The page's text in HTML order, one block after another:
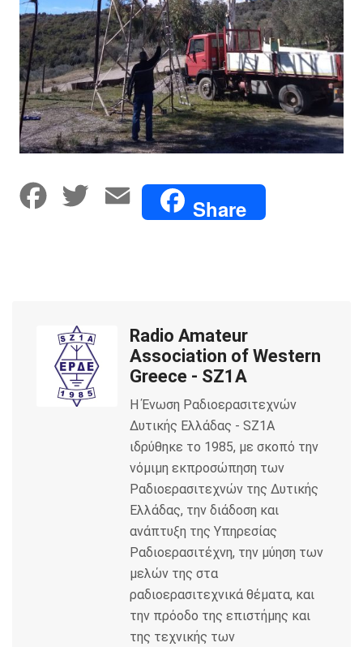
b
o
t
e
E
l
Share
Radio Amateur
Association of Western
Greece - SZ1A
Η Ένωση Ραδιοερασιτεχνών
Δυτικής Ελλάδας - SZ1A
ιδρύθηκε το 1985, με σκοπό την
νόμιμη εκπροσώπηση των
Ραδιοερασιτεχνών της Δυτικής
Ελλάδας, την διάδοση και
ανάπτυξη της Υπηρεσίας
Ραδιοερασιτέχνη, την μύηση των
μελών της στα
ραδιοερασιτεχνικά θέματα, και
την πρόοδο της επιστήμης και
της τεχνικής των